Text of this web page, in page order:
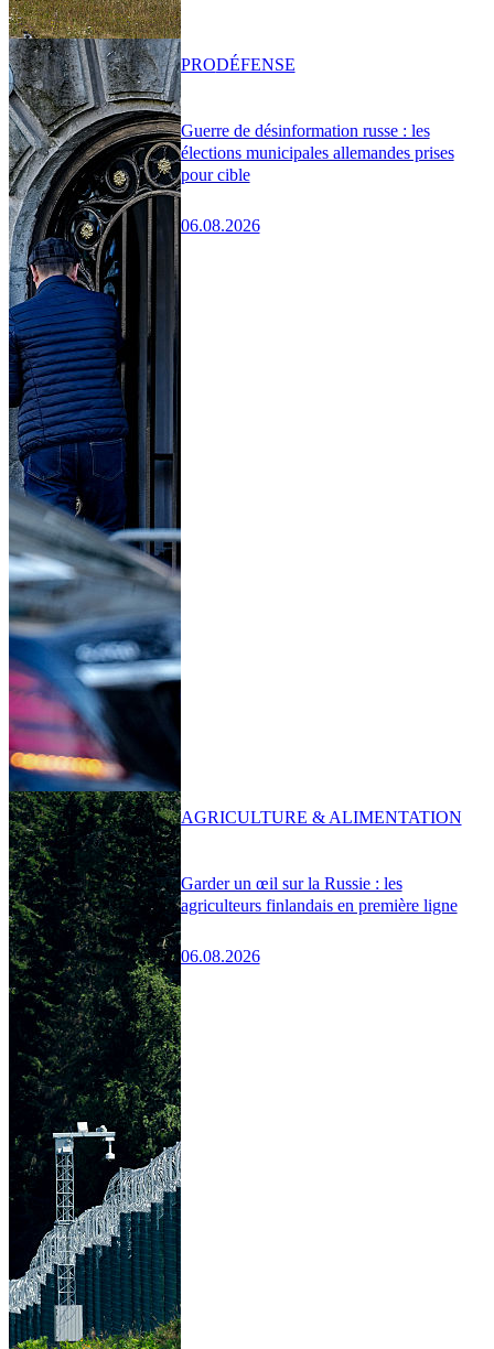
Guerre de désinformation russe : les
élections municipales allemandes prises
pour cible
06.08.2026
PRODÉFENSE
Garder un œil sur la Russie : les
agriculteurs finlandais en première ligne
06.08.2026
AGRICULTURE & ALIMENTATION